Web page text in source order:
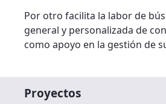
Por otro facilita la labor de
general y personalizada de
como apoyo en la gestión de
Proyectos